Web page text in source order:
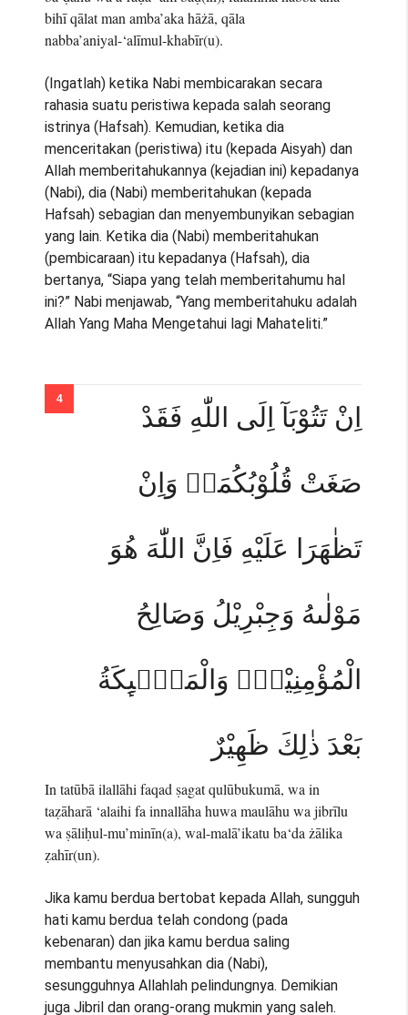
bihī qālat man amba’aka hāżā, qāla
nabba’aniyal-‘alīmul-khabīr(u).
(Ingatlah) ketika Nabi membicarakan secara
rahasia suatu peristiwa kepada salah seorang
istrinya (Hafsah). Kemudian, ketika dia
menceritakan (peristiwa) itu (kepada Aisyah) dan
Allah memberitahukannya (kejadian ini) kepadanya
(Nabi), dia (Nabi) memberitahukan (kepada
Hafsah) sebagian dan menyembunyikan sebagian
yang lain. Ketika dia (Nabi) memberitahukan
(pembicaraan) itu kepadanya (Hafsah), dia
bertanya, “Siapa yang telah memberitahumu hal
ini?” Nabi menjawab, “Yang memberitahuku adalah
Allah Yang Maha Mengetahui lagi Mahateliti.”
اِنْ تَتُوْبَآ اِلَى اللّٰهِ فَقَدْ
صَغَتْ قُلُوْبُكُمَاۚ وَاِنْ
تَظٰهَرَا عَلَيْهِ فَاِنَّ اللّٰهَ هُوَ
مَوْلٰىهُ وَجِبْرِيْلُ وَصَالِحُ
الْمُؤْمِنِيْنَۚ وَالْمَلٰۤىِٕكَةُ
بَعْدَ ذٰلِكَ ظَهِيْرٌ
In tatūbā ilallāhi faqad ṣagat qulūbukumā, wa in
taẓāharā ‘alaihi fa innallāha huwa maulāhu wa jibrīlu
wa ṣāliḥul-mu’minīn(a), wal-malā’ikatu ba‘da żālika
ẓahīr(un).
Jika kamu berdua bertobat kepada Allah, sungguh
hati kamu berdua telah condong (pada
kebenaran) dan jika kamu berdua saling
membantu menyusahkan dia (Nabi),
sesungguhnya Allahlah pelindungnya. Demikian
juga Jibril dan orang-orang mukmin yang saleh.